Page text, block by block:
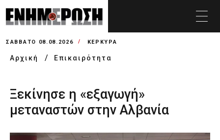
ΣΆΒΒΑΤΟ 08.08.2026 ΚΕΡΚΥΡΑ
Αρχική Επικαιρότητα
Ξεκίνησε η «εξαγωγή»
μεταναστών στην Αλβανία